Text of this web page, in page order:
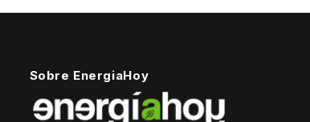
Sobre EnergiaHoy